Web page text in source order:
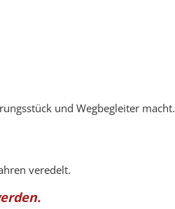
und Wegbegleiter macht.
veredelt.